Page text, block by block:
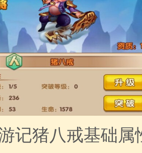
记猪八戒基础属